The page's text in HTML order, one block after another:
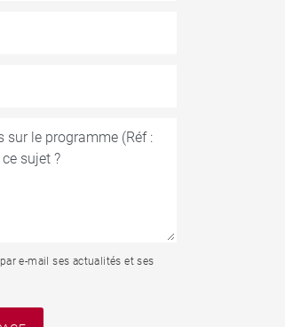
e-mail ses actualités et ses